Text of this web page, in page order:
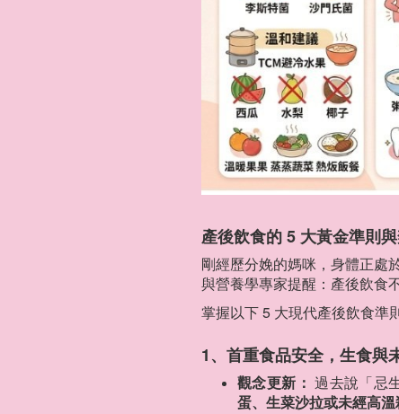
產後飲食的 5 大黃金準則
剛經歷分娩的媽咪，身體正處
與營養學專家提醒：產後飲食
掌握以下 5 大現代產後飲食準
1、首重食品安全，生食與
觀念更新： 過去說「忌
蛋、生菜沙拉或未經高